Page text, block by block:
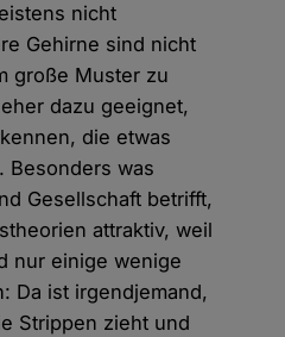
nicht
Gehirne sind nicht
große Muster zu
dazu geeignet,
die etwas
Besonders was
Gesellschaft betrifft,
attraktiv, weil
nur einige wenige
Da ist irgendjemand,
Strippen zieht und